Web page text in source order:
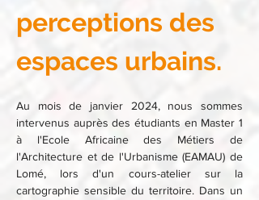
perceptions des
espaces urbains.
Au mois de janvier 2024, nous sommes
intervenus auprès des étudiants en Master 1
à l'Ecole Africaine des Métiers de
l'Architecture et de l'Urbanisme (EAMAU) de
Lomé, lors d'un cours-atelier sur la
cartographie sensible du territoire. Dans un